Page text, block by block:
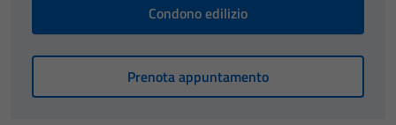
Condono edilizio
Prenota appuntamento